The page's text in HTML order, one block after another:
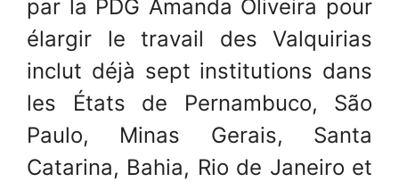
par la PDG Amanda Oliveira pour
élargir le travail des Valquirias
inclut déjà sept institutions dans
les États de Pernambuco, São
Paulo, Minas Gerais, Santa
Catarina, Bahia, Rio de Janeiro et